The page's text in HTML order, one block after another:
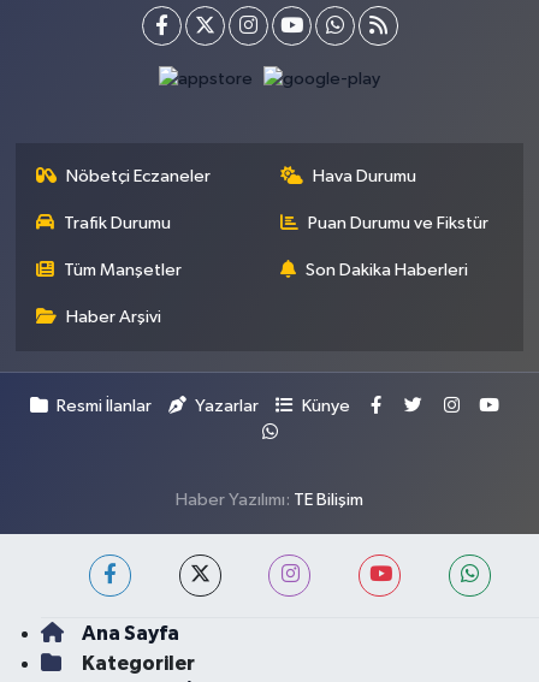
Nöbetçi Eczaneler Hava Durumu
Trafik Durumu Puan Durumu ve Fikstür
Tüm Manşetler Son Dakika Haberleri
Haber Arşivi
Resmi İlanlar Yazarlar Künye
Haber Yazılımı: TE Bilişim
Ana Sayfa
Kategoriler